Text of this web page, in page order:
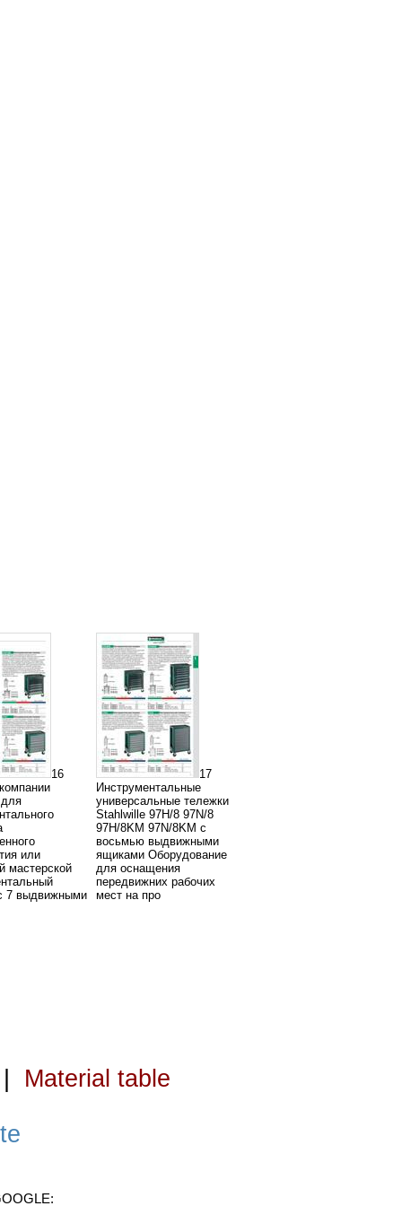
16
или
мастерской
7 выдвижными
17
Инструментальные
универсальные тележки
Stahlwille 97H/8 97N/8
97H/8KM 97N/8KM с
восьмью выдвижными
ящиками Оборудование
для оснащения
передвижних рабочих
мест на про
Material table